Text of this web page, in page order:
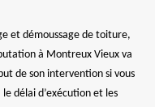
et démoussage de toiture,
à Montreux Vieux va
de son intervention si vous
délai d’exécution et les